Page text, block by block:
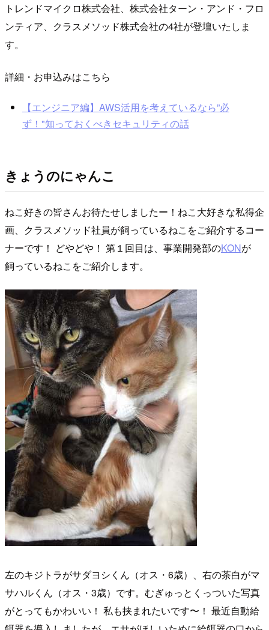
トレンドマイクロ株式会社、株式会社ターン・アンド・フロ
ンティア、クラスメソッド株式会社の4社が登壇いたしま
す。
詳細・お申込みはこちら
【エンジニア編】AWS活用を考えているなら”必
ず！"知っておくべきセキュリティの話
きょうのにゃんこ
ねこ好きの皆さんお待たせしましたー！ねこ大好きな私得企
画、クラスメソッド社員が飼っているねこをご紹介するコー
ナーです！ どやどや！ 第１回目は、事業開発部のKONが
飼っているねこをご紹介します。
左のキジトラがサダヨシくん（オス・6歳）、右の茶白がマ
サハルくん（オス・3歳）です。むぎゅっとくっついた写真
がとってもかわいい！ 私も挟まれたいです〜！ 最近自動給